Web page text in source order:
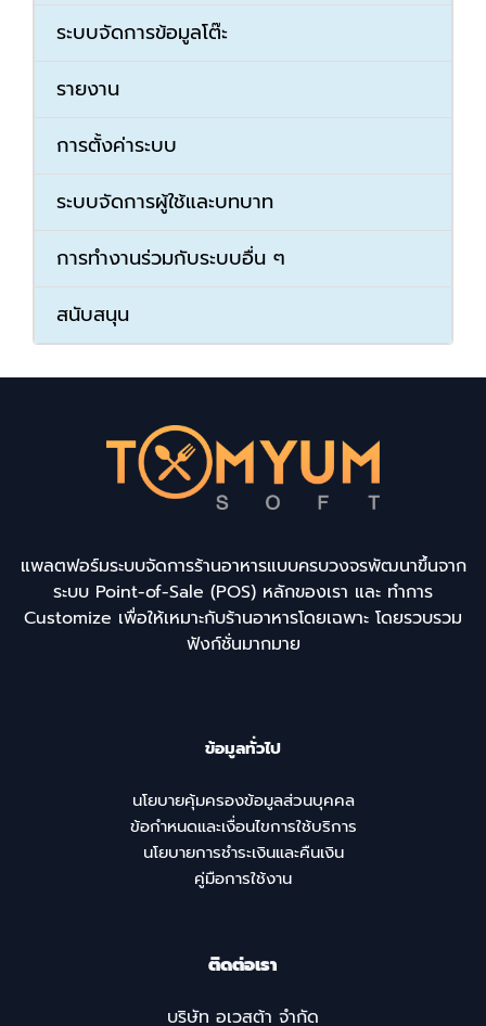
ระบบจัดการข้อมูลโต๊ะ
รายงาน
การตั้งค่าระบบ
ระบบจัดการผู้ใช้และบทบาท
การทำงานร่วมกับระบบอื่น ๆ
สนับสนุน
แพลตฟอร์มระบบจัดการร้านอาหารแบบครบวงจรพัฒนาขึ้นจาก
ระบบ Point-of-Sale (POS) หลักของเรา และ ทำการ
Customize เพื่อให้เหมาะกับร้านอาหารโดยเฉพาะ โดยรวบรวม
ฟังก์ชั่นมากมาย
ข้อมูลทั่วไป
นโยบายคุ้มครองข้อมูลส่วนบุคคล
ข้อกำหนดและเงื่อนไขการใช้บริการ
นโยบายการชำระเงินและคืนเงิน
คู่มือการใช้งาน
ติดต่อเรา
บริษัท อเวสต้า จำกัด